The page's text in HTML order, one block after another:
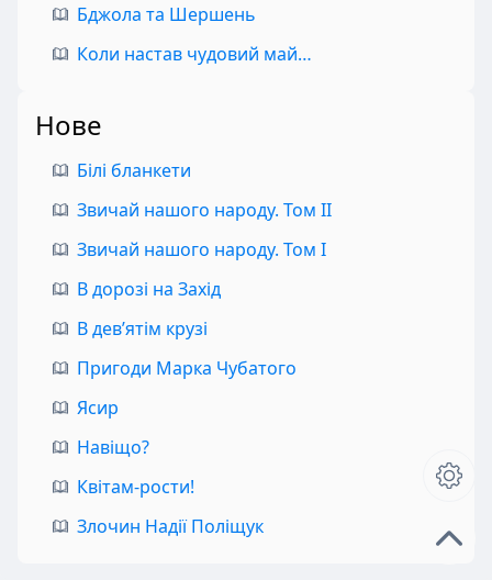
Бджола та Шершень
Коли настав чудовий май…
Нове
Білі бланкети
Звичай нашого народу. Том II
Звичай нашого народу. Том I
В дорозі на Захід
В дев’ятім крузі
Пригоди Марка Чубатого
Ясир
Навіщо?
Квітам-рости!
Злочин Надії Поліщук